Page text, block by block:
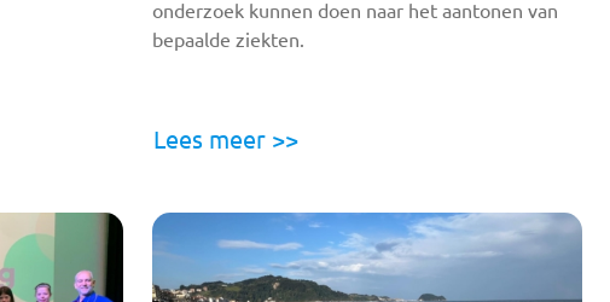
onderzoek kunnen doen naar het aantonen van
bepaalde ziekten.
Lees meer >>